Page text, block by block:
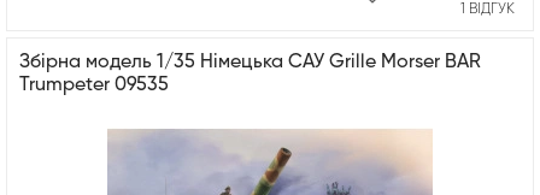
1 ВІДГУК
Збірна модель 1/35 Німецька САУ Grille Morser BAR
Trumpeter 09535